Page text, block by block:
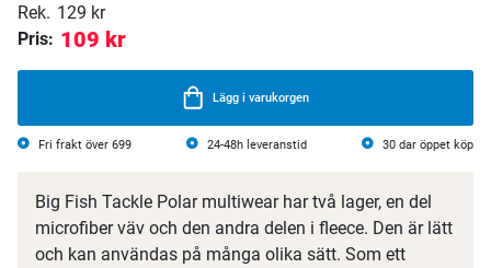
Rek. 129 kr
Pris: 109 kr
Lägg i varukorgen
Fri frakt över 699 24-48h leveranstid 30 dar öppet köp
Big Fish Tackle Polar multiwear har två lager, en del
microfiber väv och den andra delen i fleece. Den är lätt
och kan användas på många olika sätt. Som ett